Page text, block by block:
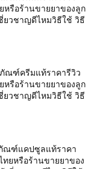
หรือร้านขายยาของลูก
ยวชาญดีไหมวิธีใช้ วิธี
ภัณฑ์ครีมแท้ราคารีวิว
หรือร้านขายยาของลูก
ยวชาญดีไหมวิธีใช้ วิธี
ภัณฑ์แคปซูลแท้ราคา
ยหรือร้านขายยาของ